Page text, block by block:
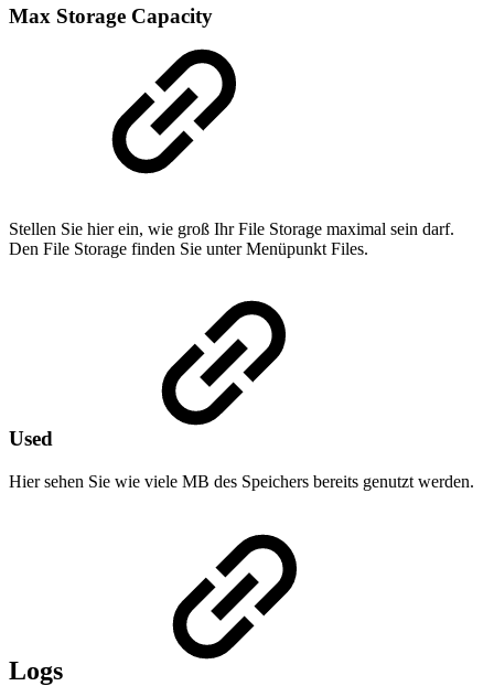
Max Storage Capacity
Stellen Sie hier ein, wie groß Ihr File Storage maximal sein darf.
Den File Storage finden Sie unter Menüpunkt Files.
Used
Hier sehen Sie wie viele MB des Speichers bereits genutzt werden.
Logs